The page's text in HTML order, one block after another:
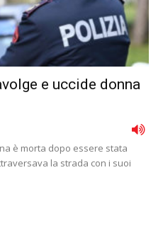
e uccide donna
è morta dopo essere stata
la strada con i suoi